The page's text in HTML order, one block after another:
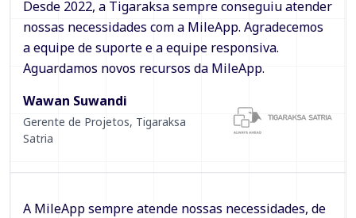
Desde 2022, a Tigaraksa sempre conseguiu atender
nossas necessidades com a MileApp. Agradecemos
a equipe de suporte e a equipe responsiva.
Aguardamos novos recursos da MileApp.
Wawan Suwandi
Gerente de Projetos, Tigaraksa
Satria
A MileApp sempre atende nossas necessidades, de